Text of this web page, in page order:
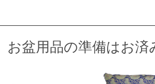
お盆用品の準備はお済